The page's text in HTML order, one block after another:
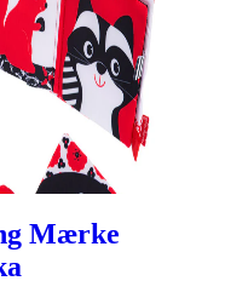
Mærke